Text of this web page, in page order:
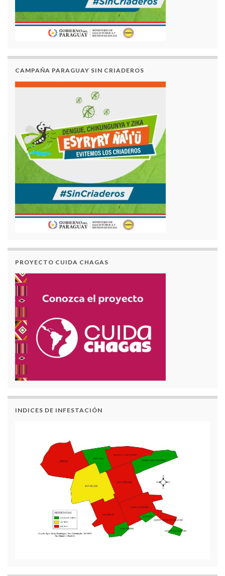
CAMPAÑA PARAGUAY SIN CRIADEROS
PROYECTO CUIDA CHAGAS
INDICES DE INFESTACIÓN